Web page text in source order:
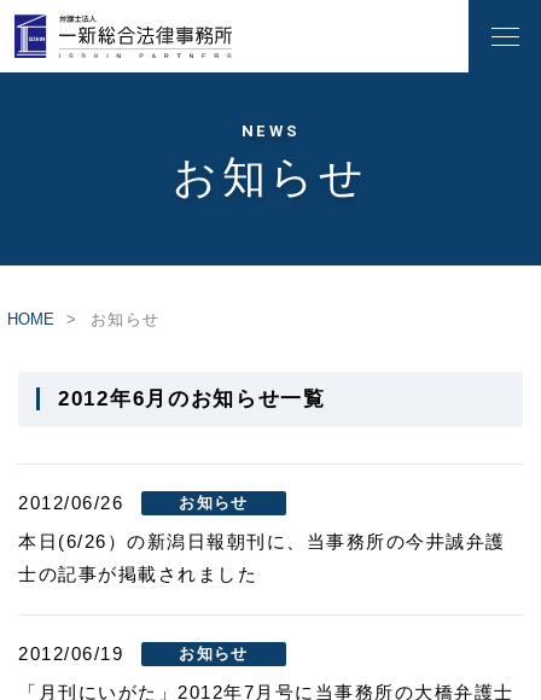
NEWS
お知らせ
HOME お知らせ
2012年6月のお知らせ一覧
2012/06/26 お知らせ
本日(6/26）の新潟日報朝刊に、当事務所の今井誠弁護
士の記事が掲載されました
2012/06/19 お知らせ
「月刊にいがた」2012年7月号に当事務所の大橋弁護士